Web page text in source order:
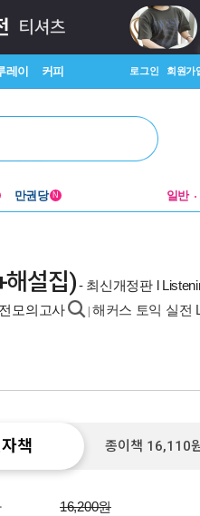
레이 커피 로그인 회원가
만권당 N 일반
해설집)- 최신개정판 l
모의고사
해커스 토익 실전
책 종이책 16,110
16,200원